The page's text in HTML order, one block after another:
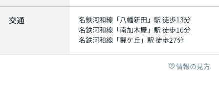
交通 名鉄河和線 「八幡新田 」駅 徒歩13分
名鉄河和線 「南加木屋 」駅 徒歩16分
名鉄河和線 「巽ケ丘 」駅 徒歩27分
情報の見方